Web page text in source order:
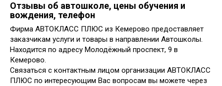
Отзывы об автошколе, цены обучения и
вождения, телефон
Фирма АВТОКЛАСС ПЛЮС из Кемерово предоставляет
заказчикам услуги и товары в направлении Автошколы.
Находится по адресу Молодёжный проспект, 9 в
Кемерово.
Связаться с контактным лицом организации АВТОКЛАСС
ПЛЮС по интересующим Вас вопросам вы можете через